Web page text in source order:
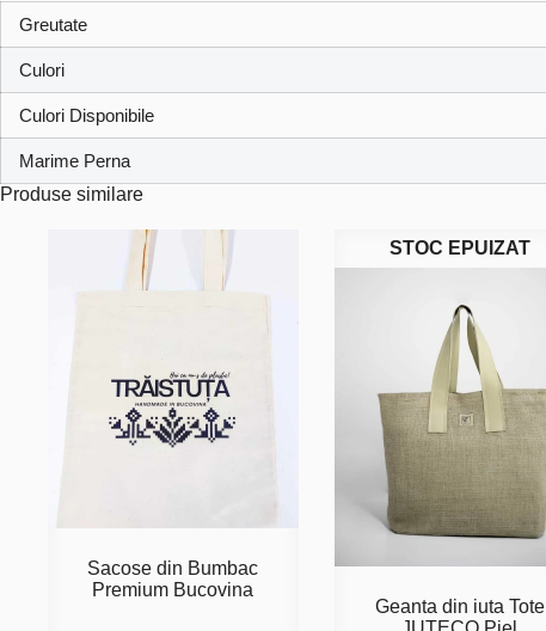
Greutate
Culori
Culori Disponibile
Marime Perna
Produse similare
Sacose din Bumbac
Premium Bucovina
STOC EPUIZAT
Geanta din iuta Tote